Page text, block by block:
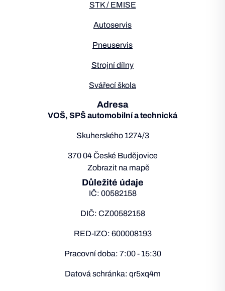
STK / EMISE
Autoservis
Pneuservis
Strojní dílny
Svářecí škola
Adresa
VOŠ, SPŠ automobilní a technická
Skuherského 1274/3
370 04 České Budějovice
Zobrazit na mapě
Důležité údaje
IČ: 00582158
DIČ: CZ00582158
RED-IZO: 600008193
Pracovní doba: 7:00 - 15:30
Datová schránka: qr5xq4m